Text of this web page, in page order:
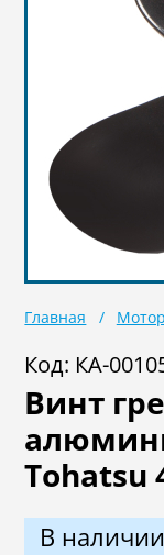
Крепеж
Садовая
Лодки и
и оснастка
Главная
Код: КА-
Винт
Tohatsu
В